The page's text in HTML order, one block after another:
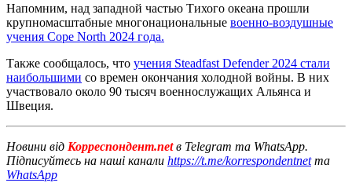
Напомним, над западной частью Тихого океана прошли
крупномасштабные многонациональные военно-воздушные
учения Cope North 2024 года.
Также сообщалось, что учения Steadfast Defender 2024 стали
наибольшими со времен окончания холодной войны. В них
участвовало около 90 тысяч военнослужащих Альянса и
Швеция.
Новини від Корреспондент.netв Telegram та WhatsApp.
Підписуйтесь на наші канали https://t.me/korrespondentnetта
WhatsApp